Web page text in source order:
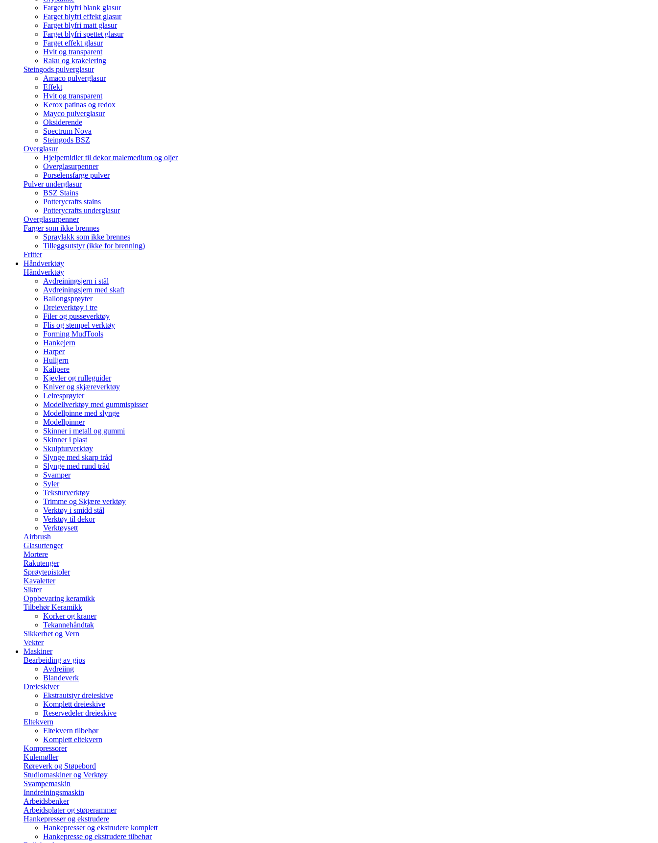
Farget blyfri blank glasur
Farget blyfri effekt glasur
Farget blyfri matt glasur
Farget blyfri spettet glasur
Farget effekt glasur
Hvit og transparent
Raku og krakelering
Steingods pulverglasur
Amaco pulverglasur
Effekt
Hvit og transparent
Kerox patinas og redox
Mayco pulverglasur
Oksiderende
Spectrum Nova
Steingods BSZ
Overglasur
Hjelpemidler til dekor malemedium og oljer
Overglasurpenner
Porselensfarge pulver
Pulver underglasur
BSZ Stains
Potterycrafts stains
Potterycrafts underglasur
Overglasurpenner
Farger som ikke brennes
Spraylakk som ikke brennes
Tilleggsutstyr (ikke for brenning)
Fritter
Håndverktøy
Håndverktøy
Avdreiningsjern i stål
Avdreiningsjern med skaft
Ballongsprøyter
Dreieverktøy i tre
Filer og pusseverktøy
Flis og stempel verktøy
Forming MudTools
Hankejern
Harper
Hulljern
Kalipere
Kjevler og rulleguider
Kniver og skjæreverktøy
Leiresprøyter
Modellverktøy med gummispisser
Modellpinne med slynge
Modellpinner
Skinner i metall og gummi
Skinner i plast
Skulpturverktøy
Slynge med skarp tråd
Slynge med rund tråd
Svamper
Syler
Teksturverktøy
Trimme og Skjære verktøy
Verktøy i smidd stål
Verktøy til dekor
Verktøysett
Airbrush
Glasurtenger
Mortere
Rakutenger
Sprøytepistoler
Kavaletter
Sikter
Oppbevaring keramikk
Tilbehør Keramikk
Korker og kraner
Tekannehåndtak
Sikkerhet og Vern
Vekter
Maskiner
Bearbeiding av gips
Avdreiing
Blandeverk
Dreieskiver
Ekstrautstyr dreieskive
Komplett dreieskive
Reservedeler dreieskive
Eltekvern
Eltekvern tilbehør
Komplett eltekvern
Kompressorer
Kulemøller
Røreverk og Støpebord
Studiomaskiner og Verktøy
Svampemaskin
Inndreiningsmaskin
Arbeidsbenker
Arbeidsplater og støperammer
Hankepresser og ekstrudere
Hankepresser og ekstrudere komplett
Hankepresse og ekstrudere tilbehør